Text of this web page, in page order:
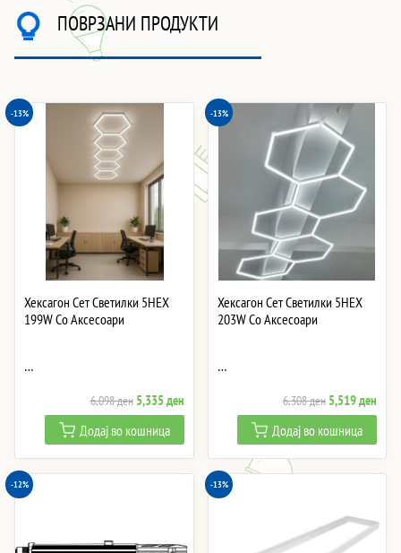
ПОВРЗАНИ ПРОДУКТИ
-13%
Хексагон Сет Светилки 5HEX
199W Со Аксесоари
…
6,098ден Original
price
was:
6,098 ден.
5,335денCurrent
price
is:
5,335 ден.
Додај во кошница
-13%
Хексагон Сет Светилки 5HEX
203W Со Аксесоари
…
6,308ден Original
price
was:
6,308 ден.
5,519ден
price
is:
Додај во кошница
-12% -13%